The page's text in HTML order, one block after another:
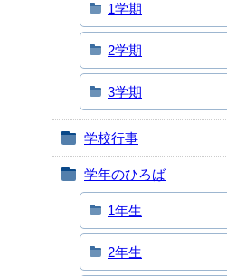
1学期
2学期
3学期
学校行事
学年のひろば
1年生
2年生